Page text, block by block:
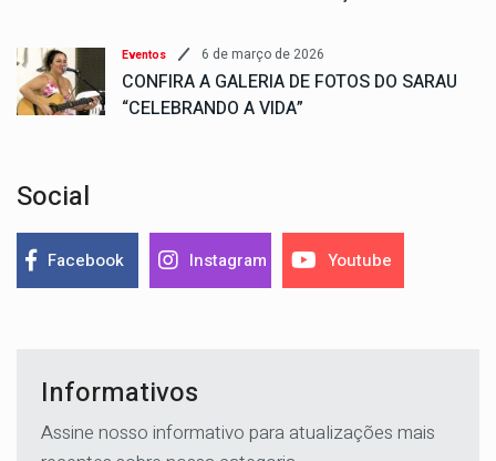
Eventos 6 de março de 2026
CONFIRA A GALERIA DE FOTOS DO SARAU
“CELEBRANDO A VIDA”
Social
Facebook Instagram Youtube
Informativos
Assine nosso informativo para atualizações mais